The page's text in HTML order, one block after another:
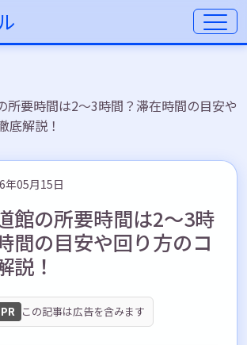
所要時間は2〜3時間？滞在時間の目安や
底解説！
年05月15日
館の所要時間は2〜3時
間の目安や回り方のコ
説！
PR この記事は広告を含みます